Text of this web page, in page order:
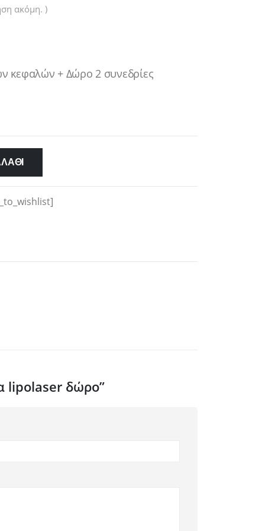
ακόμη. )
κεφαλών + Δώρο 2 συνεδρίες
lipolaser δώρο”